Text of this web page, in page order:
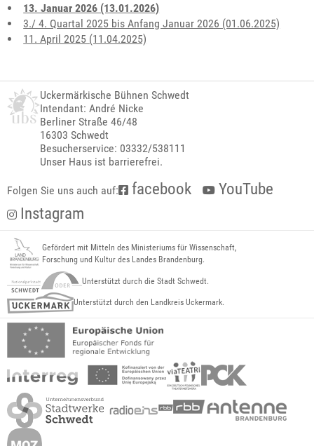
13. Januar 2026 (13.01.2026)
3./ 4. Quartal 2025 bis Anfang Januar 2026 (01.06.2025)
11. April 2025 (11.04.2025)
Uckermärkische Bühnen Schwedt
Intendant: André Nicke
Berliner Straße 46/48
16303 Schwedt
Besucherservice: 03332/538111
Unser Haus ist barrierefrei.
Folgen Sie uns auch auf: facebook
YouTube
Instagram
Gefördert mit Mitteln des Ministeriums für Wissenschaft,
Forschung und Kultur des Landes Brandenburg.
Unterstützt durch die Stadt Schwedt.
Unterstützt durch den Landkreis Uckermark.